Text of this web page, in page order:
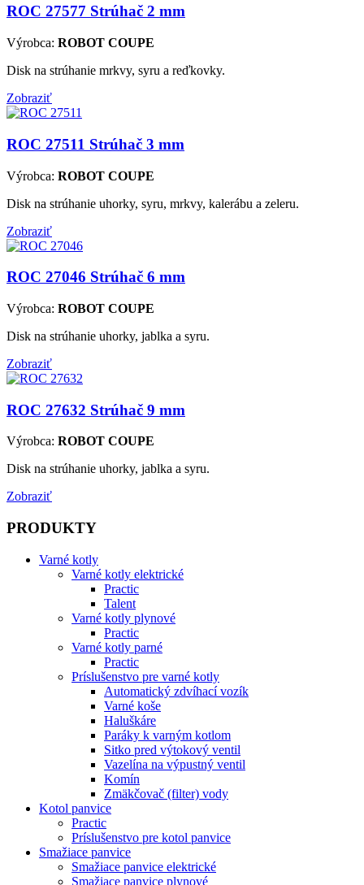
ROC 27577 Strúhač 2 mm
Výrobca: ROBOT COUPE
Disk na strúhanie mrkvy, syru a reďkovky.
Zobraziť
ROC 27511 Strúhač 3 mm
Výrobca: ROBOT COUPE
Disk na strúhanie uhorky, syru, mrkvy, kalerábu a zeleru.
Zobraziť
ROC 27046 Strúhač 6 mm
Výrobca: ROBOT COUPE
Disk na strúhanie uhorky, jablka a syru.
Zobraziť
ROC 27632 Strúhač 9 mm
Výrobca: ROBOT COUPE
Disk na strúhanie uhorky, jablka a syru.
Zobraziť
PRODUKTY
Varné kotly
Varné kotly elektrické
Practic
Talent
Varné kotly plynové
Practic
Varné kotly parné
Practic
Príslušenstvo pre varné kotly
Automatický zdvíhací vozík
Varné koše
Haluškáre
Paráky k varným kotlom
Sitko pred výtokový ventil
Vazelína na výpustný ventil
Komín
Zmäkčovač (filter) vody
Kotol panvice
Practic
Príslušenstvo pre kotol panvice
Smažiace panvice
Smažiace panvice elektrické
Smažiace panvice plynové